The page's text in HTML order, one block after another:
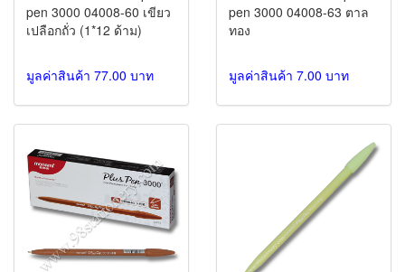
pen 3000 04008-60 เขียว
เปลือกถั่ว (1*12 ด้าม)
มูลค่าสินค้า 77.00 บาท
pen 3000 04008-63 ตาล
ทอง
มูลค่าสินค้า 7.00 บาท